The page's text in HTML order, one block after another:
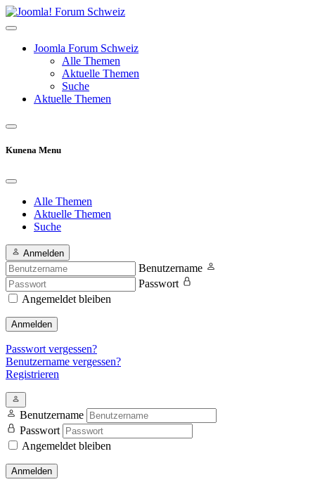
Joomla Forum Schweiz
Alle Themen
Aktuelle Themen
Suche
Aktuelle Themen
Kunena Menu
Alle Themen
Aktuelle Themen
Suche
Anmelden
Benutzername
Passwort
Angemeldet bleiben
Anmelden
Passwort vergessen?
Benutzername vergessen?
Registrieren
Benutzername
Passwort
Angemeldet bleiben
Anmelden